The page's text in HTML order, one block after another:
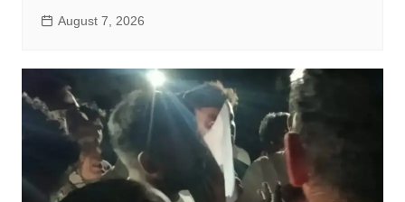
August 7, 2026